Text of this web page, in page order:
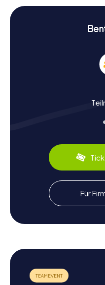
jeder Ecke neue
Teamarbeit zu stärken.
Die Schnitzeljagden in
Abenteuer, sondern auch
Mittelalter zurückreicht.
gegründet, hat sich
historischen Charme.
die er in der Region
Benthuizen einst ein
Landwirtschaft war und bis
pflegt? Nutzt die
zu erfahren und vielleicht
Spezialitäten zu
Nach der
Umgebung erkunden
bietet es sich an, die
erkunden. Die Nähe zur
zahlreiche Möglichkeiten,
Abenteuern zu füllen.
Für